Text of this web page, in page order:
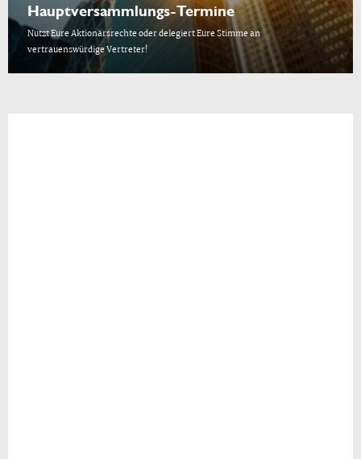
Hauptversammlungs-Termine
Nutzt Eure Aktionärsrechte oder delegiert Eure Stimme an
vertrauenswürdige Vertreter!